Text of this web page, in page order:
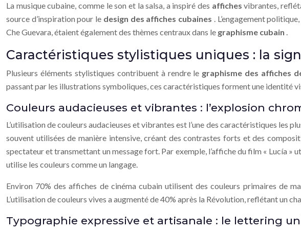
La musique cubaine, comme le son et la salsa, a inspiré des affichesvibrantes,
source d’inspiration pour le design des affiches cubaines . L’engagement
Che Guevara, étaient également des thèmes centraux dans le graphisme cubain .
Caractéristiques stylistiques uniques : la
Plusieurs éléments stylistiques contribuent à rendre le graphisme des affiches
passant par les illustrations symboliques, ces caractéristiques forment une identité
Couleurs audacieuses et vibrantes : l’explosion
L’utilisation de couleurs audacieuses et vibrantes est l’une des caractéristiques les
souvent utilisées de manière intensive, créant des contrastes forts et des
spectateur et transmettant un message fort. Par exemple, l’affiche du film « Lucía »
utilise les couleurs comme un langage.
Environ 70% des affiches de cinéma cubain utilisent des couleurs primaires de
L’utilisation de couleurs vives a augmenté de 40% après la Révolution, reflétant un
Typographie expressive et artisanale : le lettering